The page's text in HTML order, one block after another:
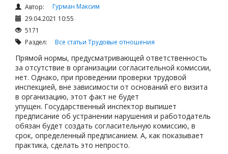
Автор:
Гурман Максим
29.04.2021 10:55
5171
Раздел: Все статьи Трудовые отношения
Прямой нормы, предусматривающей ответственность
за отсутствие в организации согласительной комиссии,
нет. Однако, при проведении проверки трудовой
инспекцией, вне зависимости от оснований его визита
в организацию, этот факт не будет
упущен. Государственный инспектор выпишет
предписание об устранении нарушения и работодатель
обязан будет создать согласительную комиссию, в
срок, определенный предписанием. А, как показывает
практика, сделать это непросто.